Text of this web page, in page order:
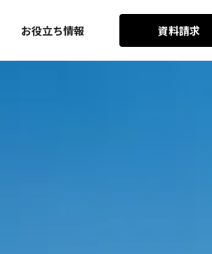
お役立ち情報 資料請求